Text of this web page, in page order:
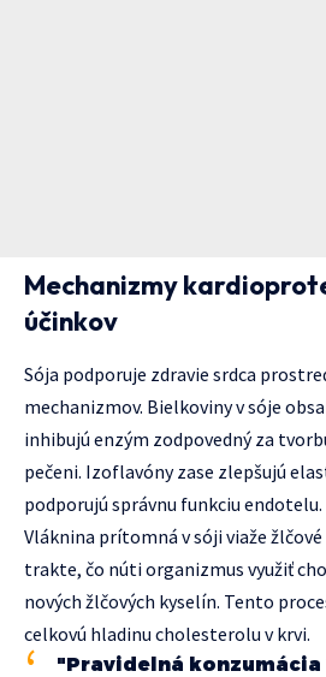
Mechanizmy
účinkov
Sója podporuje zdravie srdca
mechanizmov. Bielkoviny v sóje
inhibujú enzým zodpovedný za
pečeni. Izoflavóny zase zlepšujú
podporujú správnu funkciu endotelu.
Vláknina prítomná v sóji viaže
trakte, čo núti organizmus využiť
nových žlčových kyselín. Tento
celkovú hladinu cholesterolu v krvi.
"Pravidelná konzumácia